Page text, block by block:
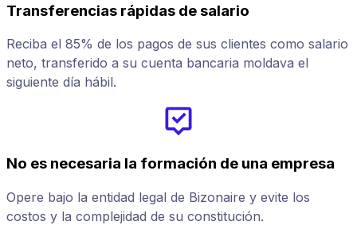
Transferencias rápidas de salario
Reciba el 85% de los pagos de sus clientes como salario
neto, transferido a su cuenta bancaria moldava el
siguiente día hábil.
No es necesaria la formación de una empresa
Opere bajo la entidad legal de Bizonaire y evite los
costos y la complejidad de su constitución.